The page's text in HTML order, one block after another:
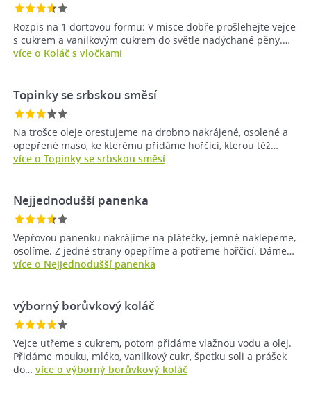
Rozpis na 1 dortovou formu: V misce dobře prošlehejte vejce
s cukrem a vanilkovým cukrem do světle nadýchané pěny.…
více o Koláč s vločkami
Topinky se srbskou směsí
Na trošce oleje orestujeme na drobno nakrájené, osolené a
opepřené maso, ke kterému přidáme hořčici, kterou též…
více o Topinky se srbskou směsí
Nejjednodušší panenka
Vepřovou panenku nakrájíme na plátečky, jemně naklepeme,
osolíme. Z jedné strany opepříme a potřeme hořčicí. Dáme…
více o Nejjednodušší panenka
výborný borůvkový koláč
Vejce utřeme s cukrem, potom přidáme vlažnou vodu a olej.
Přidáme mouku, mléko, vanilkový cukr, špetku soli a prášek
do… více o výborný borůvkový koláč